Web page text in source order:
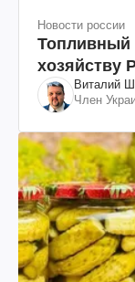
Новости россии
Топливный
хозяйству
Виталий
Член